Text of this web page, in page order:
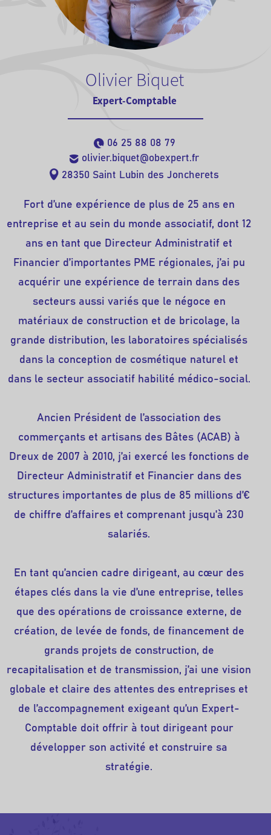
Olivier Biquet
Expert-Comptable
06 25 88 08 79
olivier.biquet@obexpert.fr
28350 Saint Lubin des Joncherets
Fort d’une expérience de plus de 25 ans en
entreprise et au sein du monde associatif, dont 12
ans en tant que Directeur Administratif et
Financier d’importantes PME régionales, j’ai pu
acquérir une expérience de terrain dans des
secteurs aussi variés que le négoce en
matériaux de construction et de bricolage, la
grande distribution, les laboratoires spécialisés
dans la conception de cosmétique naturel et
dans le secteur associatif habilité médico-social.
Ancien Président de l’association des
commerçants et artisans des Bâtes (ACAB) à
Dreux de 2007 à 2010, j’ai exercé les fonctions de
Directeur Administratif et Financier dans des
structures importantes de plus de 85 millions d’€
de chiffre d’affaires et comprenant jusqu'à 230
salariés.
En tant qu’ancien cadre dirigeant, au cœur des
étapes clés dans la vie d’une entreprise, telles
que des opérations de croissance externe, de
création, de levée de fonds, de financement de
grands projets de construction, de
recapitalisation et de transmission, j’ai une vision
globale et claire des attentes des entreprises et
de l’accompagnement exigeant qu’un Expert-
Comptable doit offrir à tout dirigeant pour
développer son activité et construire sa
stratégie.